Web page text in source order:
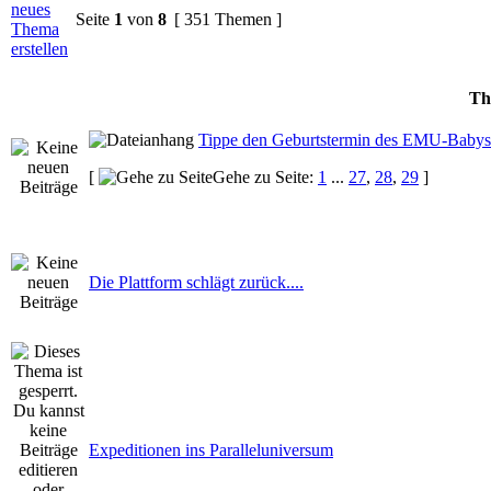
Seite 1 von 8 [ 351 Themen ]
Tippe den Geburtstermin des EMU-Babys
[
Gehe zu Seite: 1 ... 27, 28, 29 ]
Die Plattform schlägt zurück....
Expeditionen ins Paralleluniversum